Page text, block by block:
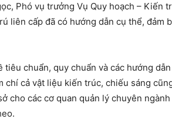
Phó vụ trưởng Vụ Quy hoạch – Kiến
liên cấp đã có hướng dẫn cụ thể, đảm
tiêu chuẩn, quy chuẩn và các hướng
chí cả vật liệu kiến trúc, chiếu sáng
cho các cơ quan quản lý chuyên